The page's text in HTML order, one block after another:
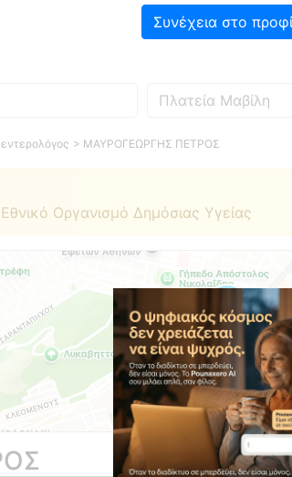
Συνέχεια στο
Πού
> ΜΑΥΡΟΓΕΩΡΓΗΣ ΠΕΤΡΟΣ
Οργανισμό Δημόσιας Υγείας